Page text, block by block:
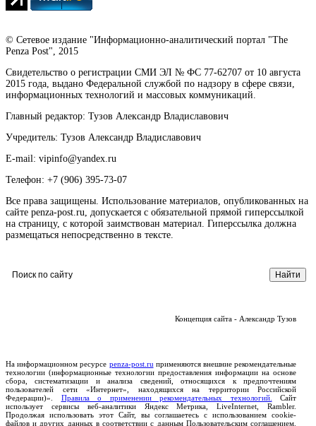
© Сетевое издание "Информационно-аналитический портал "The
Penza Post", 2015
Свидетельство о регистрации СМИ ЭЛ № ФС 77-62707 от 10 августа
2015 года, выдано Федеральной службой по надзору в сфере связи,
информационных технологий и массовых коммуникаций.
Главный редактор: Тузов Александр Владиславович
Учредитель: Тузов Александр Владиславович
E-mail: vipinfo@yandex.ru
Телефон: +7 (906) 395-73-07
Все права защищены. Использование материалов, опубликованных на
сайте penza-post.ru, допускается с обязательной прямой гиперссылкой
на страницу, с которой заимствован материал. Гиперссылка должна
размещаться непосредственно в тексте.
Концепция сайта - Александр Тузов
На информационном ресурсе penza-post.ru применяются внешние рекомендательные
технологии (информационные технологии предоставления информации на основе
сбора, систематизации и анализа сведений, относящихся к предпочтениям
пользователей сети «Интернет», находящихся на территории Российской
Федерации)». Правила о применении рекомендательных технологий.
Сайт
использует сервисы веб-аналитики Яндекс Метрика, LiveInternet, Rambler.
Продолжая использовать этот Сайт, вы соглашаетесь с использованием cookie-
файлов и других данных в соответствии с данным Пользовательским соглашением.